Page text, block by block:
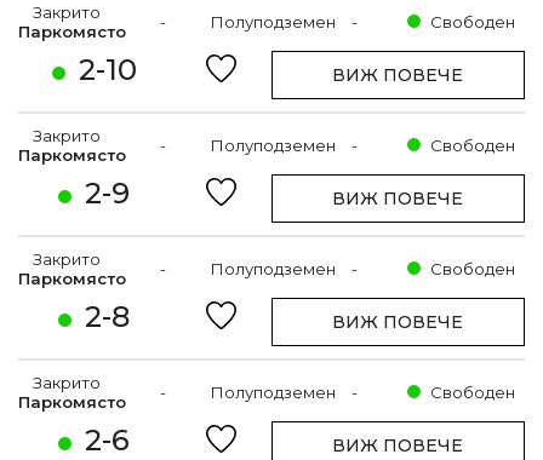
2-10
Закрито
Паркомясто
- Полуподземен - Свободен
ВИЖ ПОВЕЧЕ
2-9
Закрито
Паркомясто
- Полуподземен - Свободен
ВИЖ ПОВЕЧЕ
2-8
Закрито
Паркомясто
- Полуподземен - Свободен
ВИЖ ПОВЕЧЕ
2-6
Закрито
Паркомясто
- Полуподземен - Свободен
ВИЖ ПОВЕЧЕ